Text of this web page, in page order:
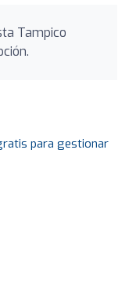
Tampico
para gestionar